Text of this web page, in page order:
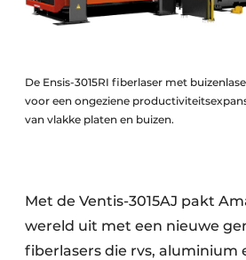
De Ensis-3015RI fiberlaser met
voor een ongeziene
van vlakke platen en buizen.
Met de Ventis-3015AJ pakt
wereld uit met een nieuwe
fiberlasers die rvs, aluminium